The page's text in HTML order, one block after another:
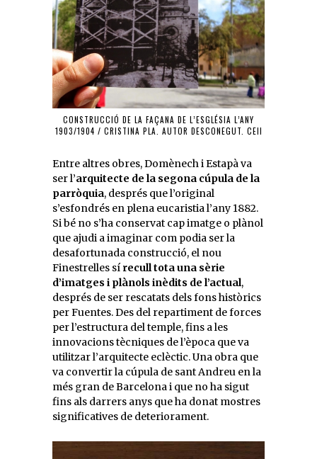
CONSTRUCCIÓ DE LA FAÇANA DE L’ESGLÉSIA L’ANY
1903/1904 / CRISTINA PLA. AUTOR DESCONEGUT. CEII
Entre altres obres, Domènech i Estapà va
ser l’arquitecte de la segona cúpula de la
parròquia, després que l’original
s’esfondrés en plena eucaristia l’any 1882.
Si bé no s’ha conservat cap imatge o plànol
que ajudi a imaginar com podia ser la
desafortunada construcció, el nou
Finestrelles sí recull tota una sèrie
d’imatges i plànols inèdits de l’actual,
després de ser rescatats dels fons històrics
per Fuentes. Des del repartiment de forces
per l’estructura del temple, fins a les
innovacions tècniques de l’època que va
utilitzar l’arquitecte eclèctic. Una obra que
va convertir la cúpula de sant Andreu en la
més gran de Barcelona i que no ha sigut
fins als darrers anys que ha donat mostres
significatives de deteriorament.